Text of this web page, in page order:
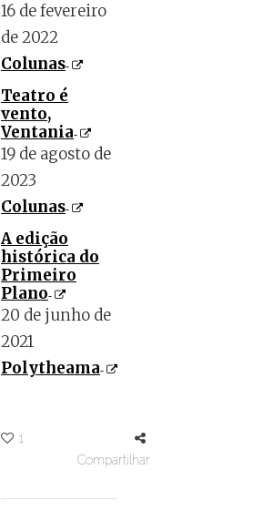
16 de fevereiro
de 2022
Colunas
Teatro é
vento,
Ventania
19 de agosto de
2023
Colunas
A edição
histórica do
Primeiro
Plano
20 de junho de
2021
Polytheama
1
Compartilhar